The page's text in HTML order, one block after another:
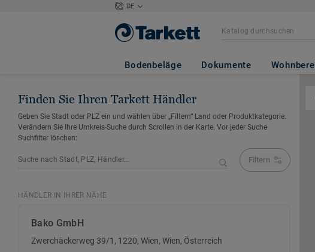
DE
Bodenbeläge Dokumente
Finden Sie Ihren Tarkett Händler
Geben Sie Stadt oder PLZ ein und wählen über „Filtern“ Land oder Produktkategorie.
Verändern Sie Ihre Umkreis-Suche durch Scrollen in der Karte. Vor jeder Suche
Suchfilter löschen:
Filtern
HÄNDLER IN IHRER NÄHE
Bako GmbH
Zwerchäckerweg 39/1, 1220, Wien, Wien, Österreich